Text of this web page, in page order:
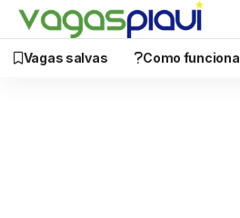
Vagas salvas Como funciona